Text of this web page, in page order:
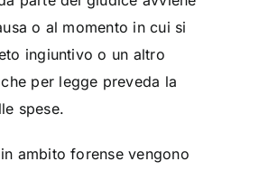
o al momento in cui si
ingiuntivo o un altro
per legge preveda la
spese.
ambito forense vengono